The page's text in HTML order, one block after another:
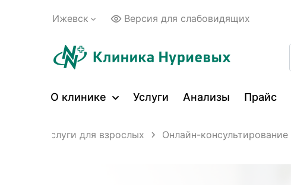
Ижевск Версия для слабовидящих
О клинике Услуги Анализы Прайс
услуги для взрослых Онлайн-консультирование